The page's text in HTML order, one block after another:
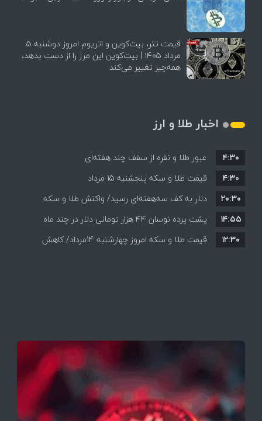
قیمت تتر، بیت‌کوین و اتریوم امروز دوشنبه ۵
مرداد ۱۴۰۵ | بیت‌کوین این مرز را از دست بدهد،
همه‌چیز تغییر می‌کند
اخبار طلا و ارز
عبور طلا و نقره از سقف چند هفته‌ای
۴:۳۰
قیمت طلا و سکه پنجشنبه 15 مرداد
۴:۳۰
دلار به کف سه‌هفته‌ای رسید/ واکنش طلا و سکه
به بازگشایی تنگه هرمز
۲۰:۳۰
پشت پرده نوسان ۴۴ هزار تومانی دلار در چند ماه
۱۴:۵۵
قیمت طلا و سکه امروز چهارشنبه 14مرداد/ کاهش
۱۲:۳۰